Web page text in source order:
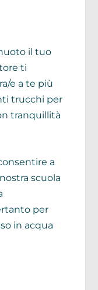
il tuo
ti
e a te più
trucchi per
tranquillità
a
scuola
per
in acqua